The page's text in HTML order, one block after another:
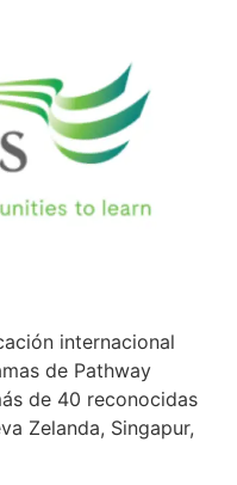
internacional
de Pathway
de 40 reconocidas
Zelanda, Singapur,